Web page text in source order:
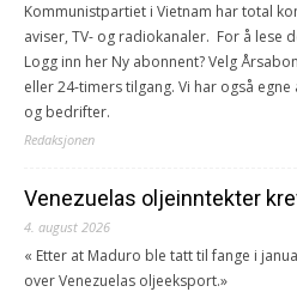
Kommunistpartiet i Vietnam har total
aviser, TV- og radiokanaler. For å lese
Logg inn her Ny abonnent? Velg
eller 24-timers tilgang. Vi har også
og bedrifter.
Redaksjonen
Venezuelas oljeinntekter
4. august 2026
« Etter at Maduro ble tatt til fange i
over Venezuelas oljeeksport.»